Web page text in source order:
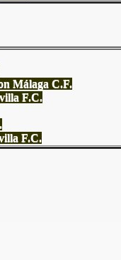
Málaga C.F.
F.C.
F.C.